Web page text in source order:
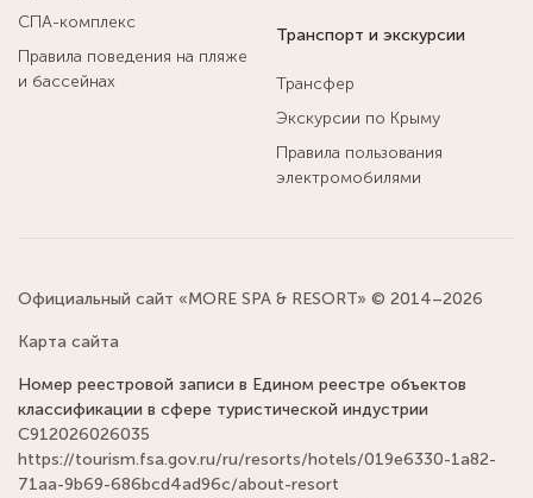
СПА-комплекс
Правила поведения на пляже
и бассейнах
Транспорт и экскурсии
Трансфер
Экскурсии по Крыму
Правила пользования
электромобилями
Официальный сайт «MORE SPA & RESORT» © 2014–2026
Карта сайта
Номер реестровой записи в Едином реестре объектов
классификации в сфере туристической индустрии
С912026026035
https://tourism.fsa.gov.ru/ru/resorts/hotels/019e6330-1a82-
71aa-9b69-686bcd4ad96c/about-resort